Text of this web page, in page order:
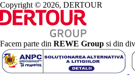
Copyright © 2026, DERTOUR
Facem parte din REWE Group si din